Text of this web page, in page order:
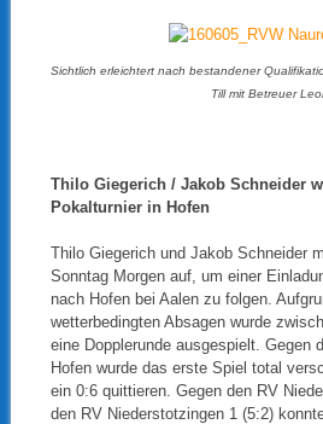
Sichtlich erleichtert nach bestandener
Till mit Betreuer
Thilo Giegerich / Jakob Schneider
Pokalturnier in Hofen
Thilo Giegerich und Jakob Schneider
Sonntag Morgen auf, um einer
nach Hofen bei Aalen zu folgen.
wetterbedingten Absagen wurde
eine Dopplerunde ausgespielt. Gegen
Hofen wurde das erste Spiel total
ein 0:6 quittieren. Gegen den RV
den RV Niederstotzingen 1 (5:2)